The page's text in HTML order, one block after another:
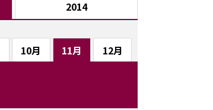
2014
10月 11月 12月